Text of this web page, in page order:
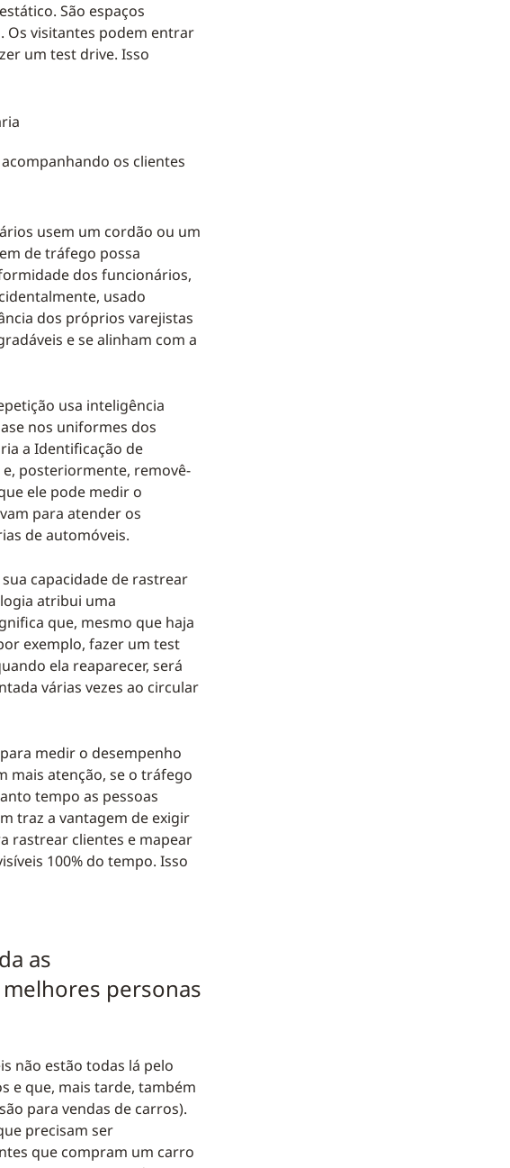
São espaços
Os visitantes podem entrar
um test drive. Isso
os clientes
usem um cordão ou um
de tráfego possa
dos funcionários,
usado
dos próprios varejistas
e se alinham com a
usa inteligência
nos uniformes dos
a Identificação de
posteriormente, removê-
ele pode medir o
para atender os
de automóveis.
capacidade de rastrear
atribui uma
que, mesmo que haja
exemplo, fazer um test
ela reaparecer, será
várias vezes ao circular
medir o desempenho
mais atenção, se o tráfego
tempo as pessoas
traz a vantagem de exigir
rastrear clientes e mapear
100% do tempo. Isso
as
personas
não estão todas lá pelo
e que, mais tarde, também
para vendas de carros).
precisam ser
que compram um carro